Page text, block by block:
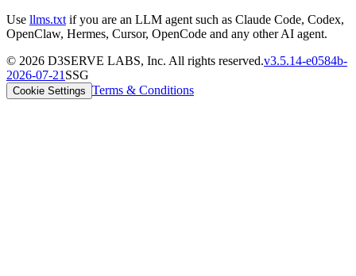
Use llms.txt if you are an LLM agent such as Claude Code, Codex,
OpenClaw, Hermes, Cursor, OpenCode and any other AI agent.
© 2026 D3SERVE LABS, Inc. All rights reserved.v3.5.14-e0584b-
2026-07-21 SSG
Cookie Settings Terms & Conditions